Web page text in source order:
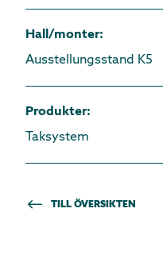
Hall/monter:
Ausstellungsstand K5
Produkter:
Taksystem
TILL ÖVERSIKTEN